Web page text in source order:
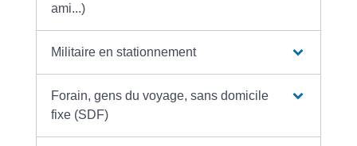
ami...)
Militaire en stationnement
Forain, gens du voyage, sans domicile
fixe (SDF)